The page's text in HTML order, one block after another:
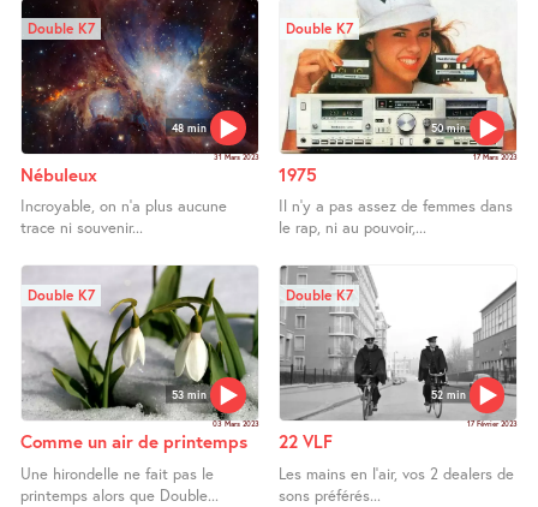
48 min
Double K7
31 Mars 2023
Nébuleux
Incroyable, on n’a plus aucune
trace ni souvenir...
50 min
Double K7
17 Mars 2023
1975
Il n’y a pas assez de femmes dans
le rap, ni au pouvoir,...
53 min
Double K7
03 Mars 2023
Comme un air de printemps
Une hirondelle ne fait pas le
printemps alors que Double...
52 min
Double K7
17 Février 2023
22 VLF
Les mains en l’air, vos 2 dealers de
sons préférés...